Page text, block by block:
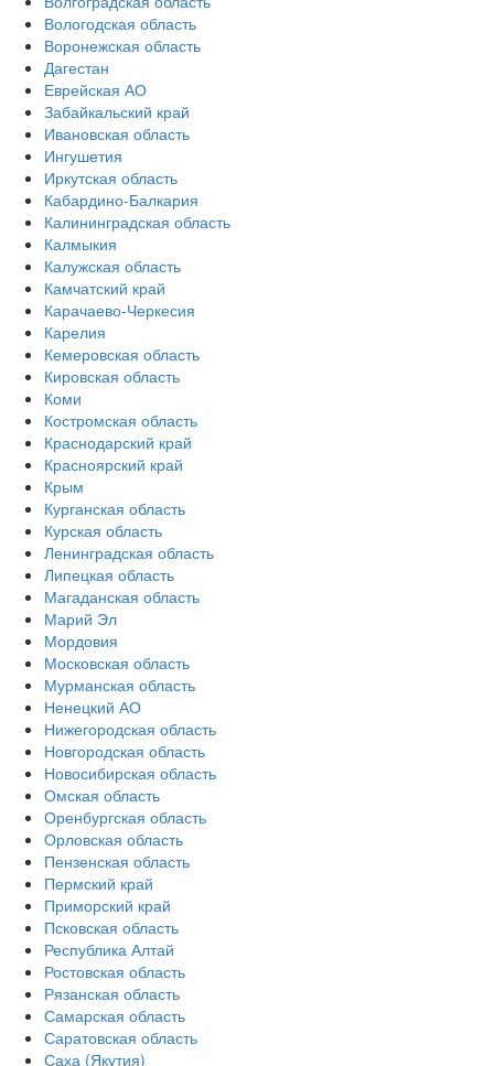
Вологодская область
Воронежская область
Дагестан
Еврейская АО
Забайкальский край
Ивановская область
Ингушетия
Иркутская область
Кабардино-Балкария
Калининградская область
Калмыкия
Калужская область
Камчатский край
Карачаево-Черкесия
Карелия
Кемеровская область
Кировская область
Коми
Костромская область
Краснодарский край
Красноярский край
Крым
Курганская область
Курская область
Ленинградская область
Липецкая область
Магаданская область
Марий Эл
Мордовия
Московская область
Мурманская область
Ненецкий АО
Нижегородская область
Новгородская область
Новосибирская область
Омская область
Оренбургская область
Орловская область
Пензенская область
Пермский край
Приморский край
Псковская область
Республика Алтай
Ростовская область
Рязанская область
Самарская область
Саратовская область
Саха (Якутия)